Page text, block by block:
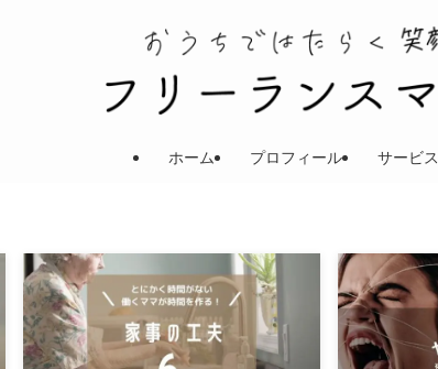
ホーム プロフィール サービス